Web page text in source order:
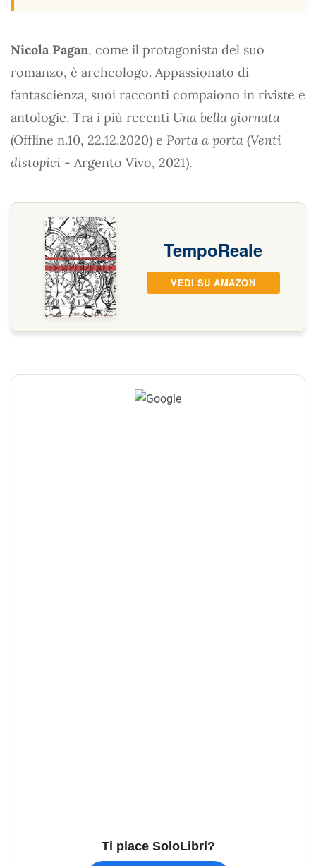
Nicola Pagan, come il protagonista del suo
romanzo, è archeologo. Appassionato di
fantascienza, suoi racconti compaiono in riviste e
antologie. Tra i più recenti Una bella giornata
(Offline n.10, 22.12.2020) e Porta a porta (Venti
distopici - Argento Vivo, 2021).
TempoReale
VEDI SU AMAZON
Ti piace SoloLibri?